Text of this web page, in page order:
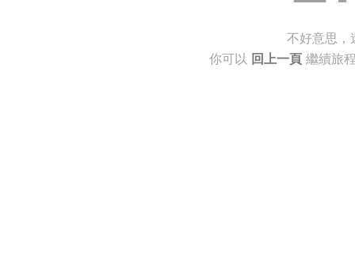
不好意思，
你可以 回上一頁 繼續旅